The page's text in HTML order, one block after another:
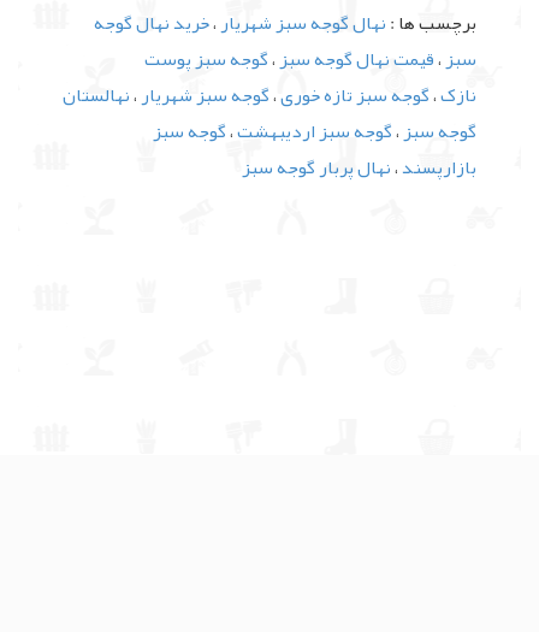
برچسب ها :نهال گوجه سبز شهریار،خرید نهال گوجه
سبز،قیمت نهال گوجه سبز،گوجه سبز پوست
نازک،گوجه سبز تازه خوری،گوجه سبز شهریار،نهالستان
گوجه سبز،گوجه سبز اردیبهشت،گوجه سبز
بازارپسند،نهال پربار گوجه سبز